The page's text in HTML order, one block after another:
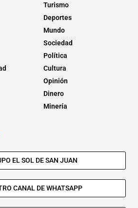
Turismo
Deportes
Mundo
Sociedad
Política
Cultura
Opinión
Dinero
Minería
EL SOL DE SAN JUAN
CANAL DE WHATSAPP